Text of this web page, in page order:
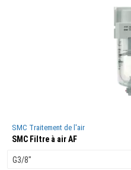
SMC Traitement de l'air
SMC Filtre à air AF